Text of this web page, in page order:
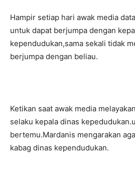
Hampir setiap hari awak media
untuk dapat berjumpa dengan
kependudukan,sama sekali tidak
berjumpa dengan beliau.
Ketikan saat awak media
selaku kepala dinas
bertemu.Mardanis mengarakan
kabag dinas kependudukan.